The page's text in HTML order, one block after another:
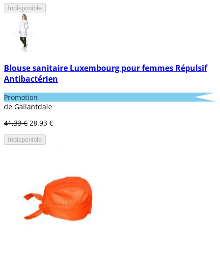
Indisponible
Blouse sanitaire Luxembourg pour femmes Répulsif
Antibactérien
Promotion
de Gallantdale
41,33 € 28,93 €
Indisponible